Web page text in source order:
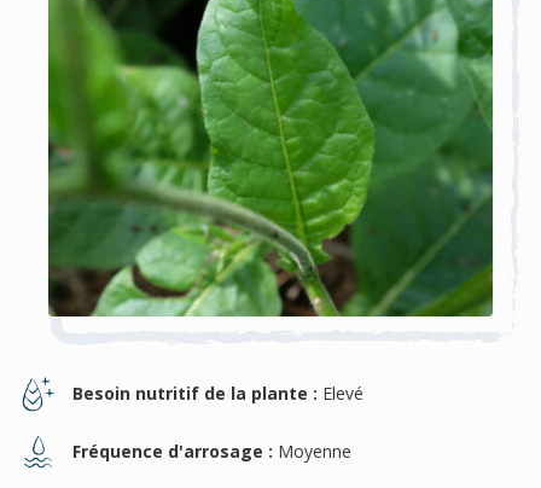
Besoin nutritif de la plante : Elevé
Fréquence d'arrosage : Moyenne